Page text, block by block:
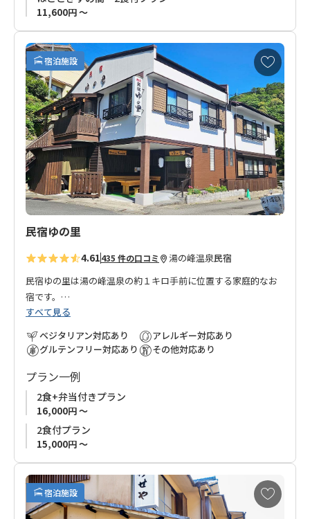
連泊はお受けできません。ご了承ください。
11,600円 ～
宿泊施設
お
気
に
入
り
に
追
加
民宿ゆの里
4.61435 件の口コミ 湯の峰温泉民宿
民宿ゆの里は湯の峰温泉の約１キロ手前に位置する家庭的なお
宿です。
湯の峰温泉の湯元から少し離れていますが、川のせせらぎの中
でゆっくりとしたひと時を過ごしていただけます。
お食事は自家製野菜や天然鮎など地元で採れた新鮮な食材が味
わえます。
館内には、ひのき風呂と岩風呂があり、また施設から道路を挟
んだ川添いには貸切露天風呂もございます。
評判のお風呂は湯の峰温泉の高温の温泉はひかれてくる過程で
自然に温度が下がるため、ほとんど加水なしの源泉をお楽しみ
清流を眺めながら、日頃の疲れを癒やしてください。
すべて見る
ベジタリアン対応あり
グルテンフリー対応あり
アレルギー対応あり
その他対応あり
プラン一例
2食+弁当付きプラン
16,000円 ～
2食付プラン
15,000円 ～
宿泊施設
お
気